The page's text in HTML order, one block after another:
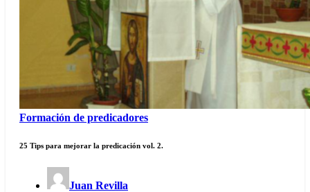
Formación de predicadores
25 Tips para mejorar la predicación vol. 2.
Juan Revilla